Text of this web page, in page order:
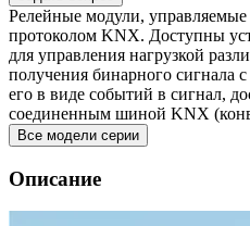
Релейные модули,
протоколом KNX. Доступны
для управления нагрузкой
получения бинарного сигнала
его в виде событий в сигнал,
соединенным шиной KNX
Все модели серии
Описание